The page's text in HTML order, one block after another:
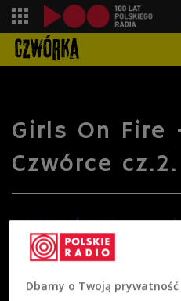
Girls On
Czwórce
Dbamy o Twoją prywatność